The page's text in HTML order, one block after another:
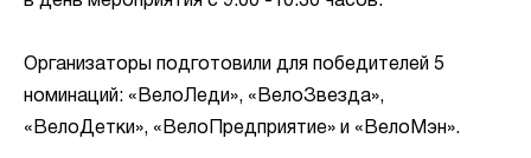
Организаторы подготовили для победителей 5
номинаций: «ВелоЛеди», «ВелоЗвезда»,
«ВелоДетки», «ВелоПредприятие» и «ВелоМэн».